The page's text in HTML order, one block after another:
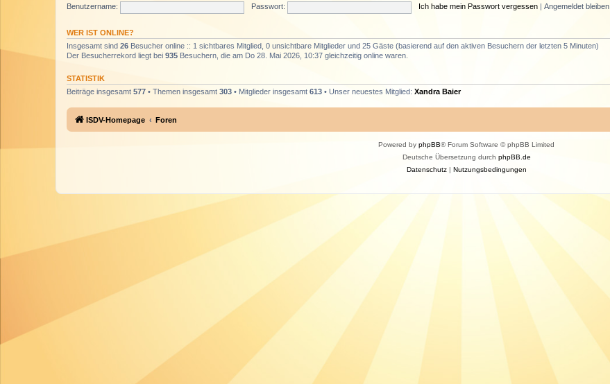
Benutzername:
Passwort: Ich habe mein Passwort vergessen Angemeldet bleiben
WER IST ONLINE?
Insgesamt sind 26 Besucher online :: 1 sichtbares Mitglied, 0 unsichtbare Mitglieder und 25 Gäste (basierend auf den aktiven Besuchern der letzten 5 Minuten)
Der Besucherrekord liegt bei 935 Besuchern, die am Do 28. Mai 2026, 10:37 gleichzeitig online waren.
STATISTIK
Beiträge insgesamt 577 • Themen insgesamt 303 • Mitglieder insgesamt 613 • Unser neuestes Mitglied: Xandra Baier
ISDV-Homepage Foren
Powered by phpBB® Forum Software © phpBB Limited
Deutsche Übersetzung durch phpBB.de
Datenschutz| Nutzungsbedingungen